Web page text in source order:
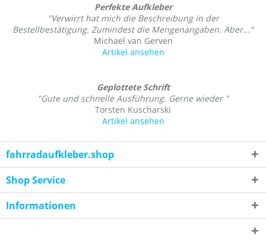
Perfekte Aufkleber
"Verwirrt hat mich die Beschreibung in der
Bestellbestätigung. Zumindest die Mengenangaben. Aber..."
Michael van Gerven
Artikel ansehen
Geplottete Schrift
"Gute und schnelle Ausführung. Gerne wieder "
Torsten Kuscharski
Artikel ansehen
fahrradaufkleber.shop
Shop Service
Informationen